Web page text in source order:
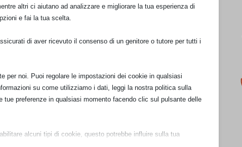
altri ci aiutano ad analizzare e migliorare la tua esperienza di
e fai la tua scelta.
di aver ricevuto il consenso di un genitore o tutore per tutti i
per noi. Puoi regolare le impostazioni dei cookie in qualsiasi
su come utilizziamo i dati, leggi la nostra politica sulla
tue preferenze in qualsiasi momento facendo clic sul pulsante delle
alcuni tipi di cookie, questo potrebbe influire sulla tua